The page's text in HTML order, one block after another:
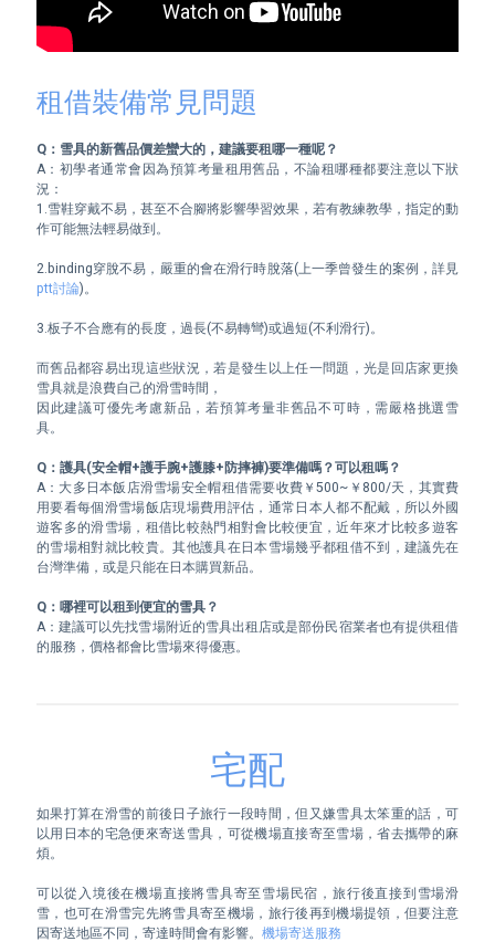
租借裝備常見問題
Q：雪具的新舊品價差蠻大的，建議要租哪一種呢？
A：初學者通常會因為預算考量租用舊品，不論租哪種都要注意以下狀
況：
1.雪鞋穿戴不易，甚至不合腳將影響學習效果，若有教練教學，指定的動
作可能無法輕易做到。
2.binding穿脫不易，嚴重的會在滑行時脫落(上一季曾發生的案例，詳見
ptt討論)。
3.板子不合應有的長度，過長(不易轉彎)或過短(不利滑行)。
而舊品都容易出現這些狀況，若是發生以上任一問題，光是回店家更換
雪具就是浪費自己的滑雪時間，
因此建議可優先考慮新品，若預算考量非舊品不可時，需嚴格挑選雪
具。
Q：護具(安全帽+護手腕+護膝+防摔褲)要準備嗎？可以租嗎？
A：大多日本飯店滑雪場安全帽租借需要收費￥500~￥800/天，其實費
用要看每個滑雪場飯店現場費用評估，通常日本人都不配戴，所以外國
遊客多的滑雪場，租借比較熱門相對會比較便宜，近年來才比較多遊客
的雪場相對就比較貴。其他護具在日本雪場幾乎都租借不到，建議先在
台灣準備，或是只能在日本購買新品。
Q：哪裡可以租到便宜的雪具？
A：建議可以先找雪場附近的雪具出租店或是部份民宿業者也有提供租借
的服務，價格都會比雪場來得優惠。
宅配
如果打算在滑雪的前後日子旅行一段時間，但又嫌雪具太笨重的話，可
以用日本的宅急便來寄送雪具，可從機場直接寄至雪場，省去攜帶的麻
煩。
可以從入境後在機場直接將雪具寄至雪場民宿，旅行後直接到雪場滑
雪，也可在滑雪完先將雪具寄至機場，旅行後再到機場提領，但要注意
因寄送地區不同，寄達時間會有影響。 機場寄送服務